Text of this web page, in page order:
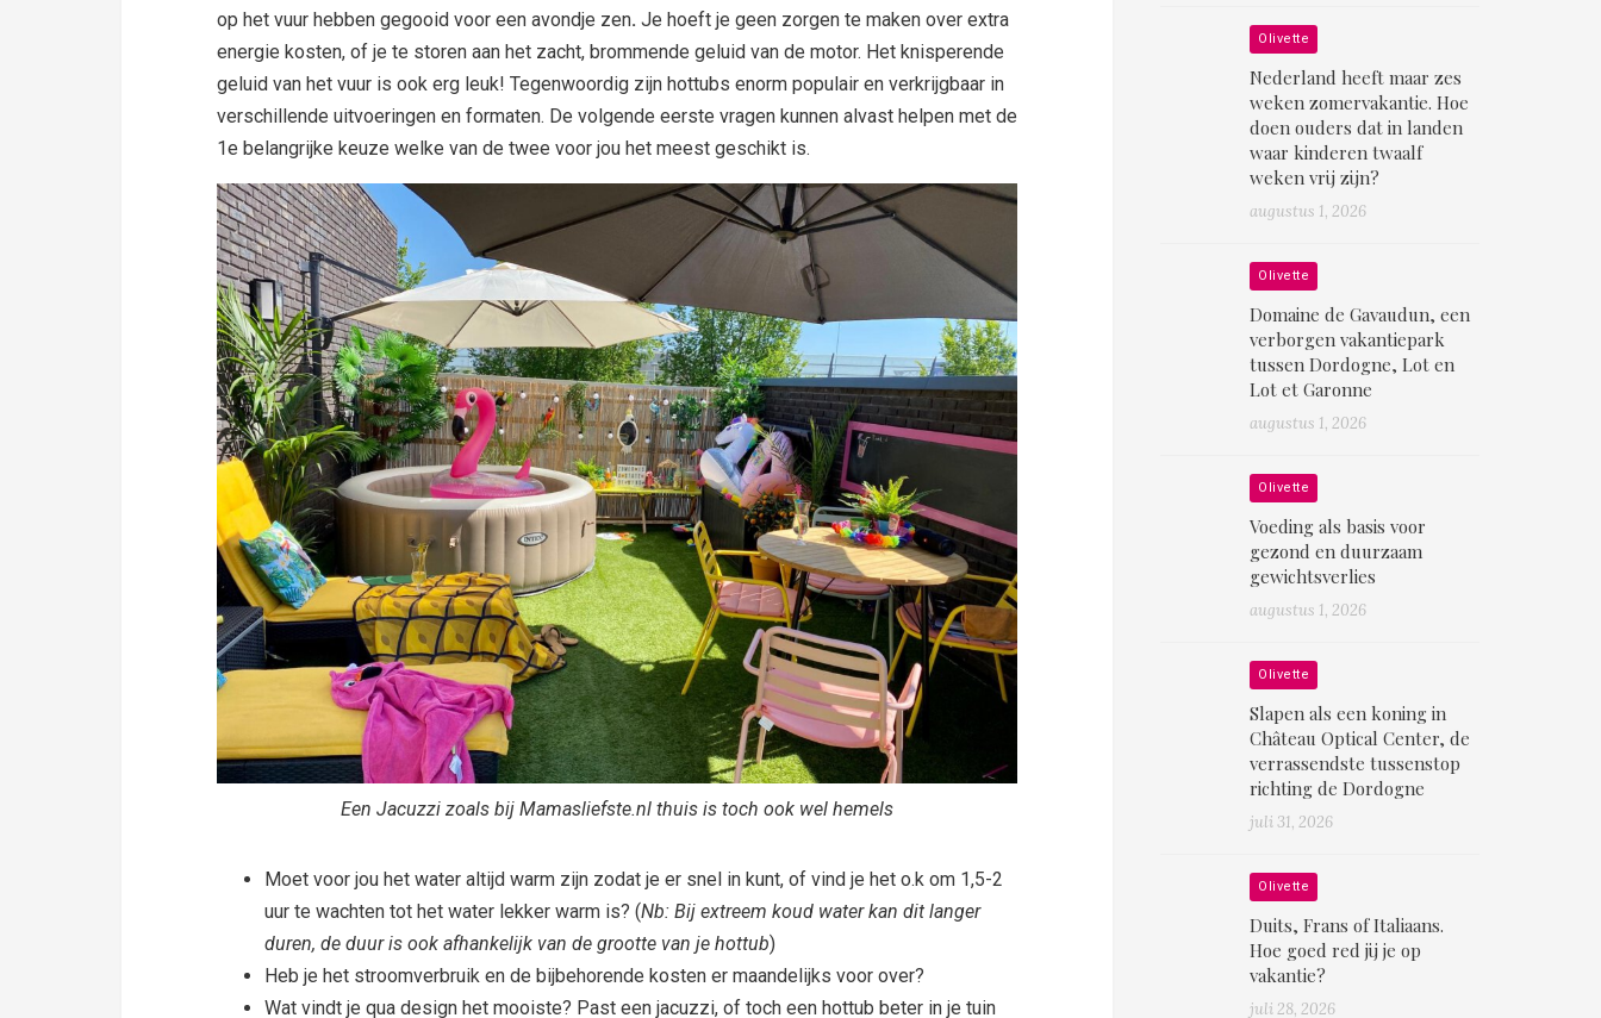
op het vuur hebben gegooid voor een avondje zen. Je hoeft je geen zorgen te maken over extra
energie kosten, of je te storen aan het zacht, brommende geluid van de motor. Het knisperende
geluid van het vuur is ook erg leuk! Tegenwoordig zijn hottubs enorm populair en verkrijgbaar in
verschillende uitvoeringen en formaten. De volgende eerste vragen kunnen alvast helpen met de
1e belangrijke keuze welke van de twee voor jou het meest geschikt is.
Een Jacuzzi zoals bij Mamasliefste.nl thuis is toch ook wel hemels
Moet voor jou het water altijd warm zijn zodat je er snel in kunt, of vind je het o.k om 1,5-2
uur te wachten tot het water lekker warm is? (Nb: Bij extreem koud water kan dit langer
duren, de duur is ook afhankelijk van de grootte van je hottub)
Heb je het stroomverbruik en de bijbehorende kosten er maandelijks voor over?
Wat vindt je qua design het mooiste? Past een jacuzzi, of toch een hottub beter in je tuin
Olivette
Nederland heeft maar zes
weken zomervakantie. Hoe
doen ouders dat in landen
waar kinderen twaalf
weken vrij zijn?
augustus 1, 2026
Olivette
Domaine de Gavaudun, een
verborgen vakantiepark
tussen Dordogne, Lot en
Lot et Garonne
augustus 1, 2026
Olivette
Voeding als basis voor
gezond en duurzaam
gewichtsverlies
augustus 1, 2026
Olivette
Slapen als een koning in
Château Optical Center, de
verrassendste tussenstop
richting de Dordogne
juli 31, 2026
Olivette
Duits, Frans of Italiaans.
Hoe goed red jij je op
vakantie?
juli 28, 2026